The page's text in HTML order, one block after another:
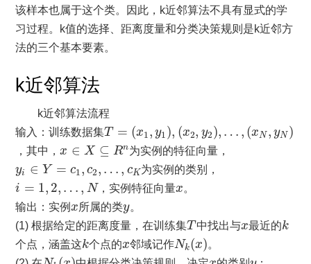
该样本也属于这个类。因此，k近邻算法不具有显式的学
习过程。k值的选择、距离度量和分类决策规则是k近邻方
法的三个基本要素。
k近邻算法
k近邻算法流程
输入：训练数据集T = (x1, y1), (x2, y2), … , (xN , yN )
T= 1 (x 2 … ,y
，其中，x ∈ X ⊆ Rn
∈X⊆ Rn 为实例的特征向量，
yi ∈ Y = c1, c2, … , cK
∈Y=c 为实例的类别，
i = 1, 2, … , N
i= 2 … ，实例特征向量x
x。
输出：实例x
x所属的类y
y。
(1) 根据给定的距离度量，在训练集T
T中找出与x
x最近的k
k
个点，涵盖这k
k 个点的x
x邻域记作Nk(x)
Nk ( ) 。
Nk ( ) x y